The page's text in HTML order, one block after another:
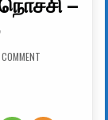
ON வெள்ளத்தில்